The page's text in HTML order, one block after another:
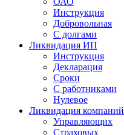
Инструкция
Добровольная
С долгами
Ликвидация ИП
Инструкция
Декларация
Сроки
С работниками
Нулевое
Ликвидация компаний
Управляющих
Страховых